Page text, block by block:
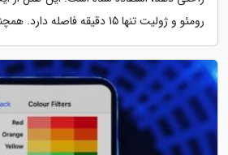
رومئو و ژولیت تنها 15 دقیقه فاصله دارد. همچنین...